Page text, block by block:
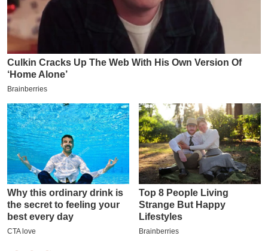
ई
-
पे
प
र
मि
सा
ल
बे
मि
सा
ल
श
ख्सि